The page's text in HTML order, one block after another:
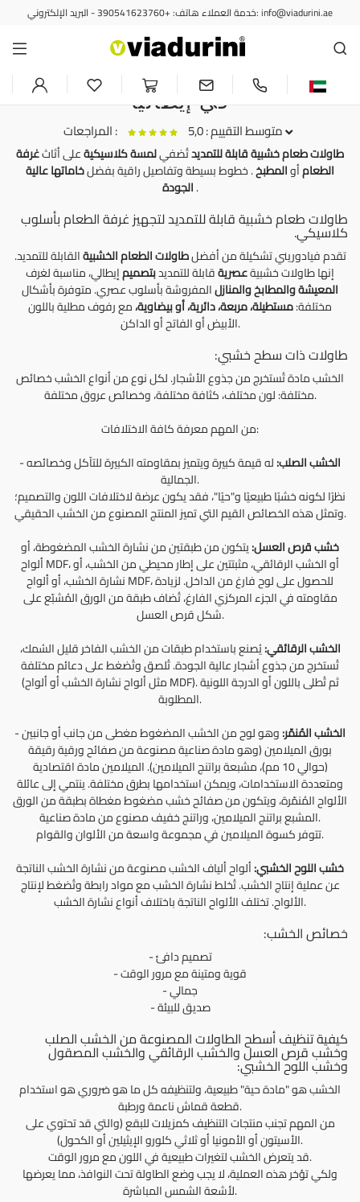
خدمة العملاء هاتف: +390541623760 - البريد الإلكتروني: info@viadurini.ae
طاولات قابلة للتمديد
طاولات طعام خشبية قابلة للتمديد
لتزيين غرفة طعام كلاسيكية - صنع
في إيطاليا
المراجعات :
طاولة حديثة قابلة للتمديد حتى 260/280 سم من الخشب والمعدن من تيرامو
طاولات طعام خشبية قابلة للتمديدتُضفيلمسة كلاسيكيةعلى أثاثغرفة
الطعامأوالمطبخ. خطوط بسيطة وتفاصيل راقية بفضلخاماتها عالية
الجودة.
طاولات طعام خشبية قابلة للتمديد لتجهيز غرفة الطعام بأسلوب
كلاسيكي.
تقدم فيادوريني تشكيلة من أفضلطاولات الطعامالخشبيةالقابلة للتمديد.
إنها طاولات خشبيةعصريةقابلة للتمديدبتصميمإيطالي، مناسبة لغرف
المعيشةوالمطابخ والمنازلالمفروشة بأسلوب عصري. متوفرة بأشكال
مختلفة:مستطيلة، مربعة، دائرية، أو بيضاوية،مع رفوف مطلية باللون
الأبيض أو الفاتح أو الداكن.
طاولات ذات سطح خشبي:
الخشب مادة تُستخرج من جذوع الأشجار. لكل نوع من أنواع الخشب خصائص
مختلفة: لون مختلف، كثافة مختلفة، وخصائص عروق مختلفة.
من المهم معرفة كافة الاختلافات:
-
الخشب الصلب:له قيمة كبيرة ويتميز بمقاومته الكبيرة للتآكل وخصائصه
الجمالية.
نظرًا لكونه خشبًا طبيعيًا و"حيًا"، فقد يكون عرضة لاختلافات اللون والتصميم؛
وتمثل هذه الخصائص القيم التي تميز المنتج المصنوع من الخشب الحقيقي.
خشب قرص العسل:يتكون من طبقتين من نشارة الخشب المضغوطة، أو
ألواح MDF، أو الخشب الرقائقي، مثبتتين على إطار محيطي من الخشب، أو
نشارة الخشب، أو ألواح MDF، للحصول على لوح فارغ من الداخل. لزيادة
مقاومته في الجزء المركزي الفارغ، تُضاف طبقة من الورق المُشبّع على
شكل قرص العسل.
الخشب الرقائقي:يُصنع باستخدام طبقات من الخشب الفاخر قليل السُمك،
تُستخرج من جذوع أشجار عالية الجودة. تُلصق وتُضغط على دعائم مختلفة
(مثل ألواح نشارة الخشب أو ألواح MDF). ثم تُطلى باللون أو الدرجة اللونية
المطلوبة.
-
الخشب المُنمّر:وهو لوح من الخشب المضغوط مغطى من جانب أو جانبين
بورق الميلامين (وهو مادة صناعية مصنوعة من صفائح ورقية رقيقة
(حوالي 10 مم)، مشبعة براتنج الميلامين). الميلامين مادة اقتصادية
ومتعددة الاستخدامات، ويمكن استخدامها بطرق مختلفة. ينتمي إلى عائلة
الألواح المُنمّرة، ويتكون من صفائح خشب مضغوط مغطاة بطبقة من الورق
المشبع براتنج الميلامين، وراتنج خفيف مصنوع من مادة صناعية.
تتوفر كسوة الميلامين في مجموعة واسعة من الألوان والقوام.
خشب اللوح الخشبي:ألواح ألياف الخشب مصنوعة من نشارة الخشب الناتجة
عن عملية إنتاج الخشب. تُخلط نشارة الخشب مع مواد رابطة وتُضغط لإنتاج
الألواح. تختلف الألواح الناتجة باختلاف أنواع نشارة الخشب.
خصائص الخشب:
- تصميم دافئ
- قوية ومتينة مع مرور الوقت
- جمالي
- صديق للبيئة
كيفية تنظيف أسطح الطاولات المصنوعة من الخشب الصلب
وخشب قرص العسل والخشب الرقائقي والخشب المصقول
وخشب اللوح الخشبي:
الخشب هو "مادة حية" طبيعية، ولتنظيفه كل ما هو ضروري هو استخدام
قطعة قماش ناعمة ورطبة.
من المهم تجنب منتجات التنظيف كمزيلات للبقع (والتي قد تحتوي على
الأسيتون أو الأمونيا أو ثلاثي كلورو الإيثيلين أو الكحول).
قد يتعرض الخشب لتغيرات طبيعية في اللون مع مرور الوقت.
ولكي تؤخر هذه العملية، لا يجب وضع الطاولة تحت النوافذ، مما يعرضها
لأشعة الشمس المباشرة.